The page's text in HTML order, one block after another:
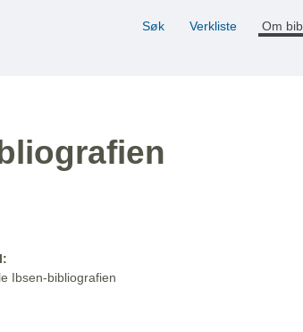
Søk Verkliste Om
Ibsen-bibliografien